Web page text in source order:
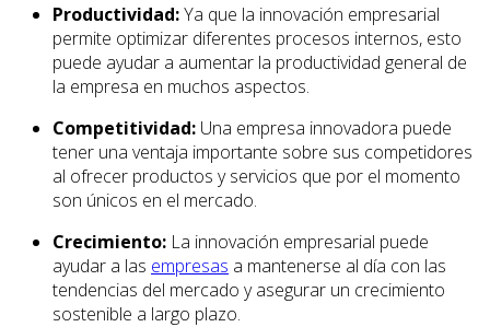
Productividad:Ya que la innovación empresarial
permite optimizar diferentes procesos internos, esto
puede ayudar a aumentar la productividad general de
la empresa en muchos aspectos.
Competitividad: Una empresa innovadora puede
tener una ventaja importante sobre sus competidores
al ofrecer productos y servicios que por el momento
son únicos en el mercado.
Crecimiento: La innovación empresarial puede
ayudar a las empresas a mantenerse al día con las
tendencias del mercado y asegurar un crecimiento
sostenible a largo plazo.